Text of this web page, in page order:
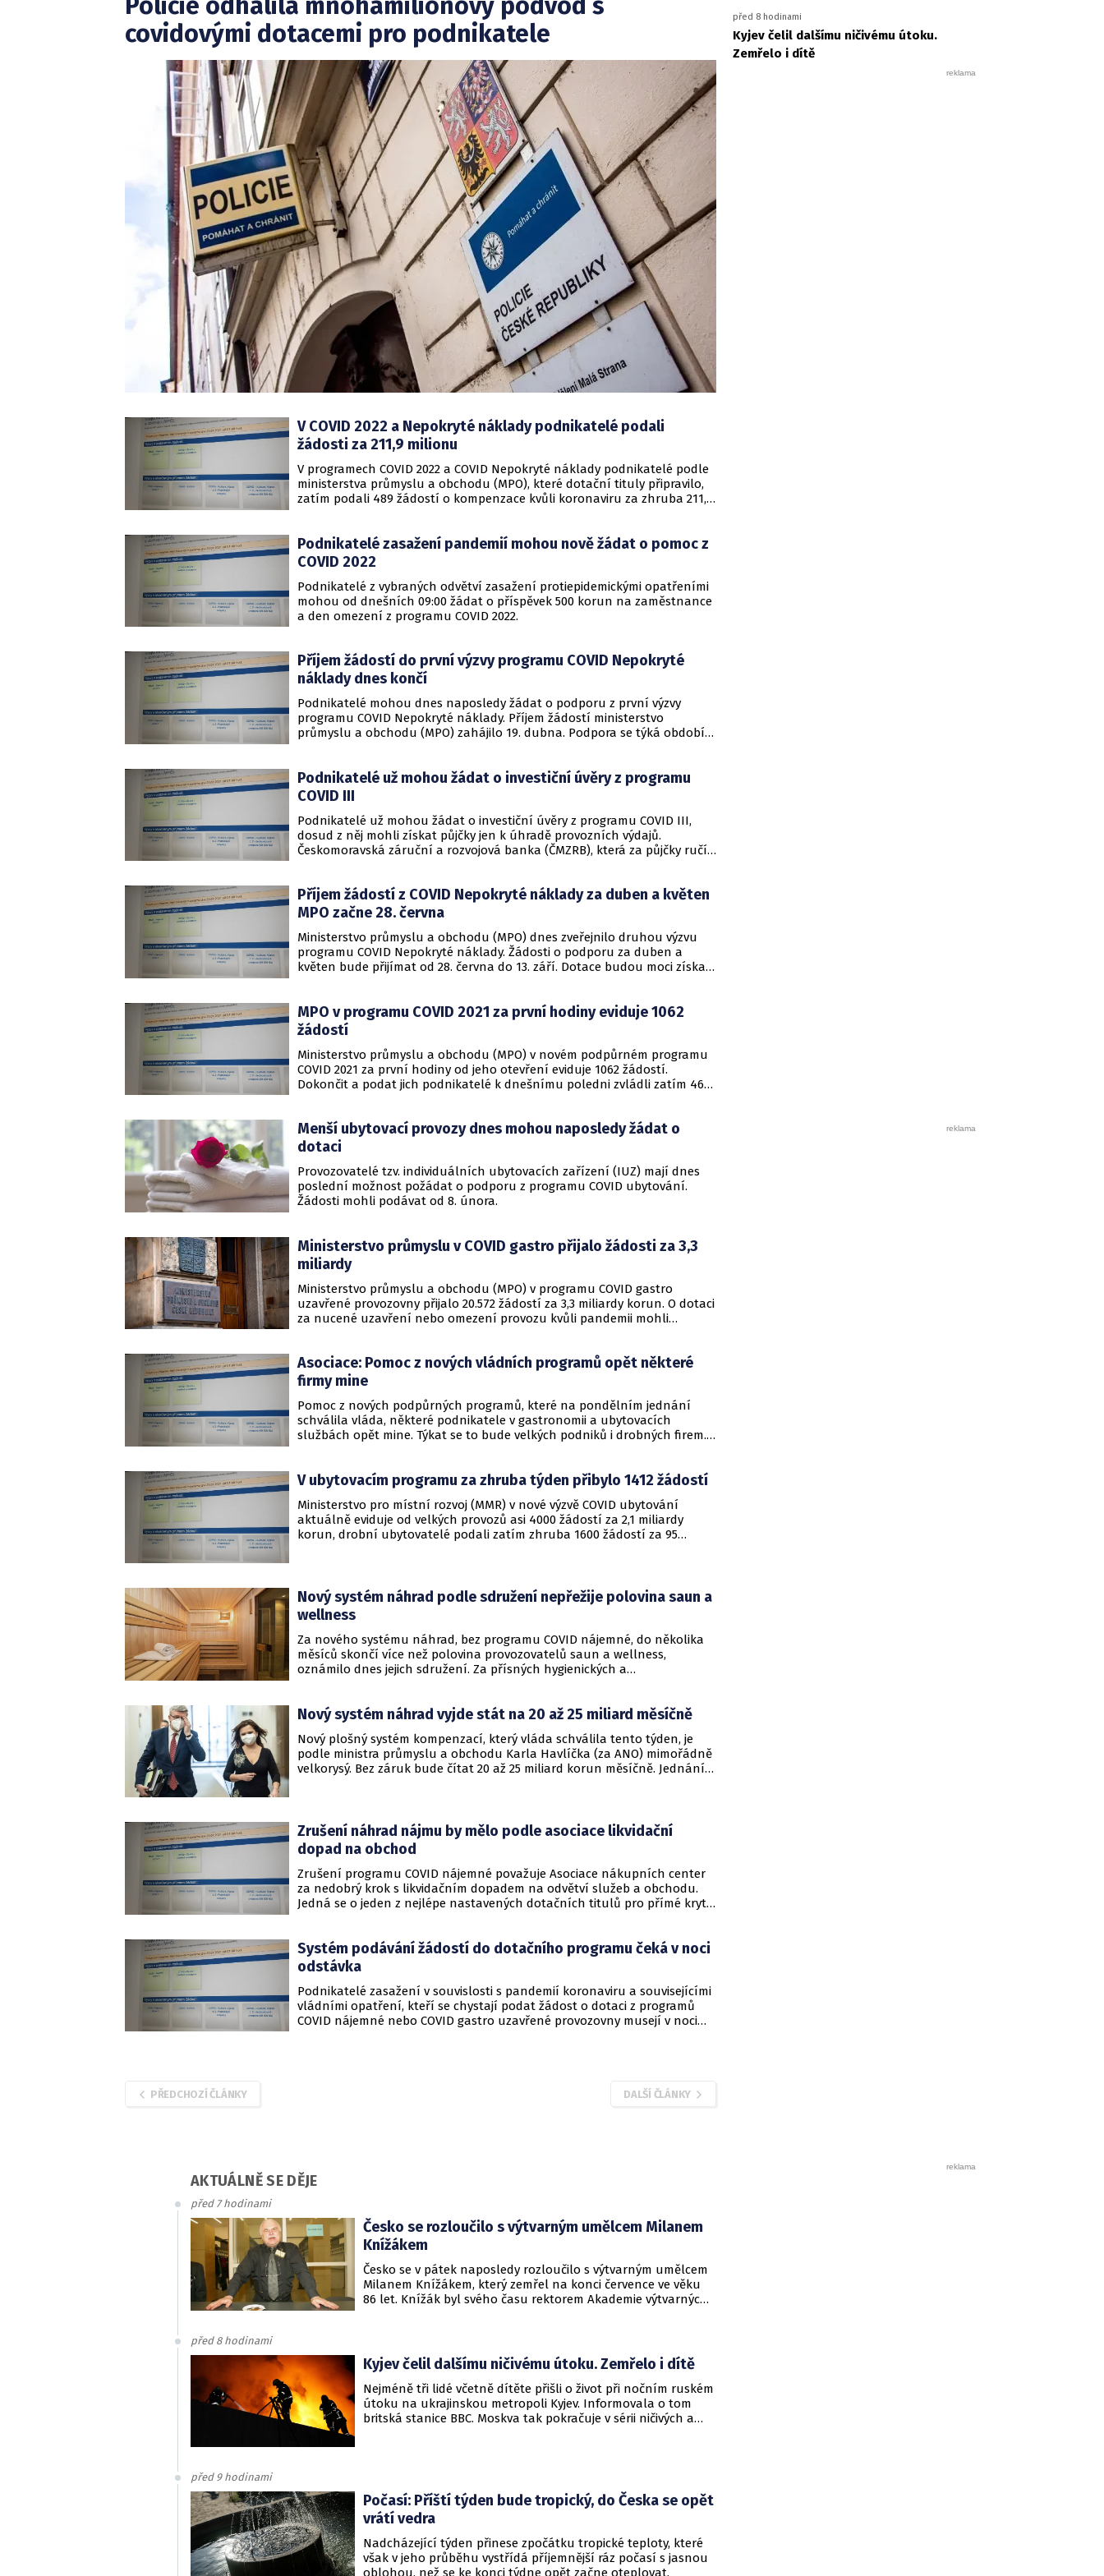
covidovými dotacemi pro podnikatele
V COVID 2022 a Nepokryté náklady podnikatelé podali
žádosti za 211,9 milionu
V programech COVID 2022 a COVID Nepokryté náklady podnikatelé podle
ministerstva průmyslu a obchodu (MPO), které dotační tituly připravilo,
zatím podali 489 žádostí o kompenzace kvůli koronaviru za zhruba 211,9
příspěvek na zaměstnance mohou podnikatelé v COVID 2022 žádat do 12.
května, příjem žádostí do COVID Nepokryté náklady je otevřen do 17.
Podnikatelé zasažení pandemií mohou nově žádat o pomoc z
COVID 2022
Podnikatelé z vybraných odvětví zasažení protiepidemickými opatřeními
mohou od dnešních 09:00 žádat o příspěvek 500 korun na zaměstnance
a den omezení z programu COVID 2022.
Příjem žádostí do první výzvy programu COVID Nepokryté
náklady dnes končí
Podnikatelé mohou dnes naposledy žádat o podporu z první výzvy
programu COVID Nepokryté náklady. Příjem žádostí ministerstvo
průmyslu a obchodu (MPO) zahájilo 19. dubna. Podpora se týká období 1.
Podnikatelé už mohou žádat o investiční úvěry z programu
COVID III
Podnikatelé už mohou žádat o investiční úvěry z programu COVID III,
dosud z něj mohli získat půjčky jen k úhradě provozních výdajů.
Českomoravská záruční a rozvojová banka (ČMZRB), která za půjčky ručí,
Příjem žádostí z COVID Nepokryté náklady za duben a květen
MPO začne 28. června
Ministerstvo průmyslu a obchodu (MPO) dnes zveřejnilo druhou výzvu
programu COVID Nepokryté náklady. Žádosti o podporu za duben a
květen bude přijímat od 28. června do 13. září. Dotace budou moci získat
MPO v programu COVID 2021 za první hodiny eviduje 1062
žádostí
Ministerstvo průmyslu a obchodu (MPO) v novém podpůrném programu
COVID 2021 za první hodiny od jeho otevření eviduje 1062 žádostí.
Dokončit a podat jich podnikatelé k dnešnímu poledni zvládli zatím 463.
Menší ubytovací provozy dnes mohou naposledy žádat o
dotaci
Provozovatelé tzv. individuálních ubytovacích zařízení (IUZ) mají dnes
poslední možnost požádat o podporu z programu COVID ubytování.
Žádosti mohli podávat od 8. února.
Ministerstvo průmyslu v COVID gastro přijalo žádosti za 3,3
miliardy
Ministerstvo průmyslu a obchodu (MPO) v programu COVID gastro
uzavřené provozovny přijalo 20.572 žádostí za 3,3 miliardy korun. O dotaci
za nucené uzavření nebo omezení provozu kvůli pandemii mohli
Asociace: Pomoc z nových vládních programů opět některé
firmy mine
Pomoc z nových podpůrných programů, které na pondělním jednání
schválila vláda, některé podnikatele v gastronomii a ubytovacích
službách opět mine. Týkat se to bude velkých podniků i drobných firem.
ČR (AHR).
V ubytovacím programu za zhruba týden přibylo 1412 žádostí
Ministerstvo pro místní rozvoj (MMR) v nové výzvě COVID ubytování
aktuálně eviduje od velkých provozů asi 4000 žádostí za 2,1 miliardy
korun, drobní ubytovatelé podali zatím zhruba 1600 žádostí za 95
žádat do 31. března. Administraci programu má na starosti Státní fond
podpory investic.
Nový systém náhrad podle sdružení nepřežije polovina saun a
wellness
Za nového systému náhrad, bez programu COVID nájemné, do několika
měsíců skončí více než polovina provozovatelů saun a wellness,
oznámilo dnes jejich sdružení. Za přísných hygienických a
uvedlo v tiskové zprávě zaslané ČTK.
Nový systém náhrad vyjde stát na 20 až 25 miliard měsíčně
Nový plošný systém kompenzací, který vláda schválila tento týden, je
podle ministra průmyslu a obchodu Karla Havlíčka (za ANO) mimořádně
velkorysý. Bez záruk bude čítat 20 až 25 miliard korun měsíčně. Jednání o
Zrušení náhrad nájmu by mělo podle asociace likvidační
dopad na obchod
Zrušení programu COVID nájemné považuje Asociace nákupních center
za nedobrý krok s likvidačním dopadem na odvětví služeb a obchodu.
Jedná se o jeden z nejlépe nastavených dotačních titulů pro přímé krytí
oboru obchodu a služeb. ČTK to dnes řekl předseda výkonného výboru
Asociace nákupních center Jan Kubíček.
Systém podávání žádostí do dotačního programu čeká v noci
odstávka
Podnikatelé zasažení v souvislosti s pandemií koronaviru a souvisejícími
vládními opatření, kteří se chystají podat žádost o dotaci z programů
COVID nájemné nebo COVID gastro uzavřené provozovny musejí v noci
PŘEDCHOZÍ ČLÁNKY DALŠÍ ČLÁNKY
před 8 hodinami
Kyjev čelil dalšímu ničivému útoku.
Zemřelo i dítě
AKTUÁLNĚ SE DĚJE
před 7 hodinami
Česko se rozloučilo s výtvarným umělcem Milanem
Knížákem
Česko se v pátek naposledy rozloučilo s výtvarným umělcem
Milanem Knížákem, který zemřel na konci července ve věku
86 let. Knížák byl svého času rektorem Akademie výtvarných
před 8 hodinami
Kyjev čelil dalšímu ničivému útoku. Zemřelo i dítě
Nejméně tři lidé včetně dítěte přišli o život při nočním ruském
útoku na ukrajinskou metropoli Kyjev. Informovala o tom
britská stanice BBC. Moskva tak pokračuje v sérii ničivých a
před 9 hodinami
Počasí: Příští týden bude tropický, do Česka se opět
vrátí vedra
Nadcházející týden přinese zpočátku tropické teploty, které
však v jeho průběhu vystřídá příjemnější ráz počasí s jasnou
oblohou, než se ke konci týdne opět začne oteplovat.